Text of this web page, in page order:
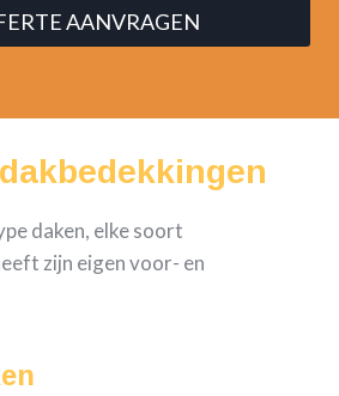
AANVRAGEN
daken, elke soort
zijn eigen voor- en